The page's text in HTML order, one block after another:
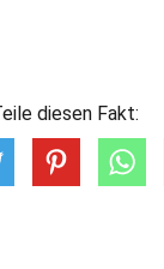
diesen Fakt: